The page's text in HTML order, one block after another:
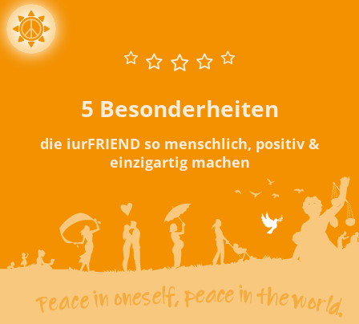
5 Besonderheiten
die iurFRIEND so menschlich, positiv &
einzigartig machen